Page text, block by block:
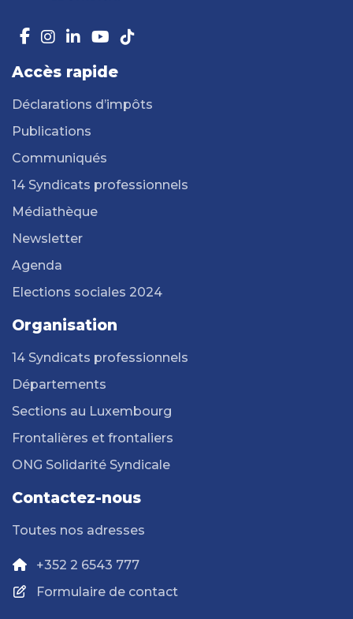
Accès rapide
Déclarations d’impôts
Publications
Communiqués
14 Syndicats professionnels
Médiathèque
Newsletter
Agenda
Elections sociales 2024
Organisation
14 Syndicats professionnels
Départements
Sections au Luxembourg
Frontalières et frontaliers
ONG Solidarité Syndicale
Contactez-nous
Toutes nos adresses
+352 2 6543 777
Formulaire de contact